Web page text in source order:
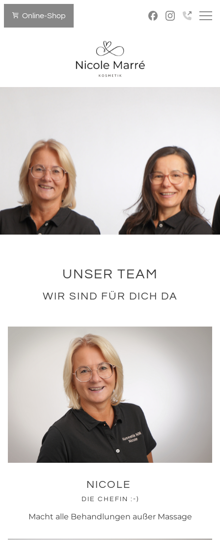
Team
SkinPen Microneedling
Wellnessmassagen
Termin buchen
Kontakt
Online-Shop
UNSER TEAM
WIR SIND FÜR DICH DA
NICOLE
DIE CHEFIN :-)
Macht alle Behandlungen außer Massage